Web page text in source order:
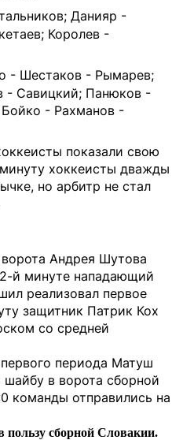
Данияр -
Королев -
- Шестаков - Рымарев;
- Савицкий; Панюков -
- Рахманов -
показали свою
хоккеисты дважды
но арбитр не стал
Андрея Шутова
й минуте нападающий
реализовал первое
защитник Патрик Кох
со средней
периода Матуш
в ворота сборной
команды отправились на
пользу сборной Словакии.